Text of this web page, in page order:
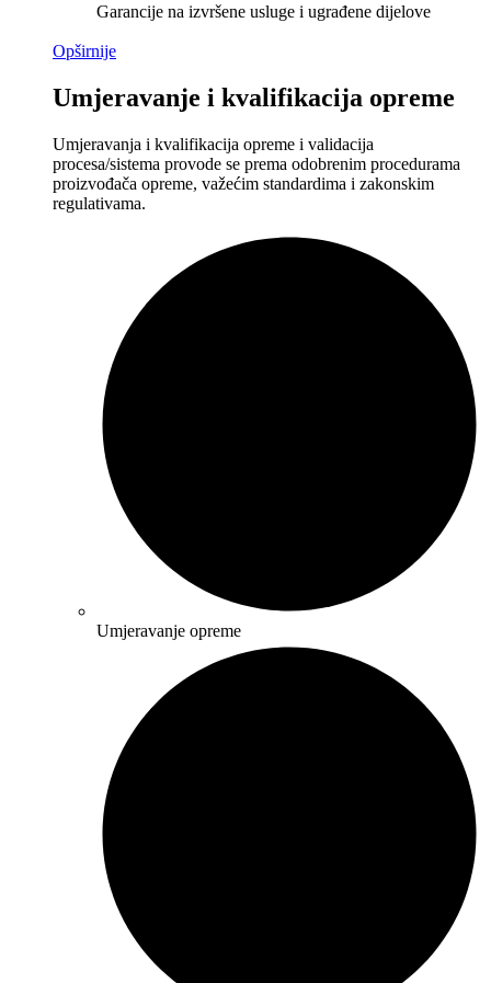
Garancije na izvršene usluge i ugrađene dijelove
Opširnije
Umjeravanje i kvalifikacija opreme
Umjeravanja i kvalifikacija opreme i validacija
procesa/sistema provode se prema odobrenim procedurama
proizvođača opreme, važećim standardima i zakonskim
regulativama.
Umjeravanje opreme